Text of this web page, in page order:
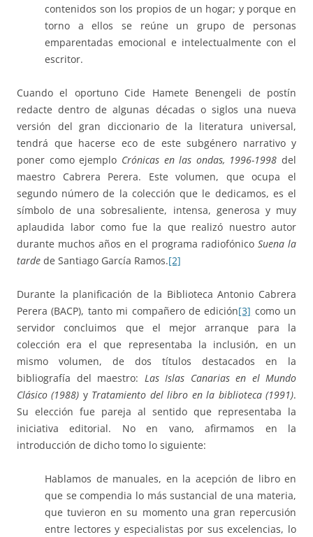
contenidos son los propios de un hogar; y porque en
torno a ellos se reúne un grupo de personas
emparentadas emocional e intelectualmente con el
escritor.
Cuando el oportuno Cide Hamete Benengeli de postín
redacte dentro de algunas décadas o siglos una nueva
versión del gran diccionario de la literatura universal,
tendrá que hacerse eco de este subgénero narrativo y
poner como ejemplo Crónicas en las ondas, 1996-1998 del
maestro Cabrera Perera. Este volumen, que ocupa el
segundo número de la colección que le dedicamos, es el
símbolo de una sobresaliente, intensa, generosa y muy
aplaudida labor como fue la que realizó nuestro autor
durante muchos años en el programa radiofónico Suena la
tarde de Santiago García Ramos.[2]
Durante la planificación de la Biblioteca Antonio Cabrera
Perera (BACP), tanto mi compañero de edición[3] como un
servidor concluimos que el mejor arranque para la
colección era el que representaba la inclusión, en un
mismo volumen, de dos títulos destacados en la
bibliografía del maestro: Las Islas Canarias en el Mundo
Clásico (1988) y Tratamiento del libro en la biblioteca (1991).
Su elección fue pareja al sentido que representaba la
iniciativa editorial. No en vano, afirmamos en la
introducción de dicho tomo lo siguiente:
Hablamos de manuales, en la acepción de libro en
que se compendia lo más sustancial de una materia,
que tuvieron en su momento una gran repercusión
entre lectores y especialistas por sus excelencias, lo